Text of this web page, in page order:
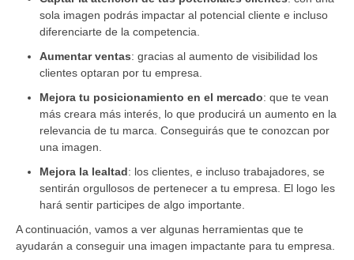
sola imagen podrás impactar al potencial cliente e incluso
diferenciarte de la competencia.
Aumentar ventas: gracias al aumento de visibilidad los
clientes optaran por tu empresa.
Mejora tu posicionamiento en el mercado: que te vean
más creara más interés, lo que producirá un aumento en la
relevancia de tu marca. Conseguirás que te conozcan por
una imagen.
Mejora la lealtad: los clientes, e incluso trabajadores, se
sentirán orgullosos de pertenecer a tu empresa. El logo les
hará sentir participes de algo importante.
A continuación, vamos a ver algunas herramientas que te
ayudarán a conseguir una imagen impactante para tu empresa.